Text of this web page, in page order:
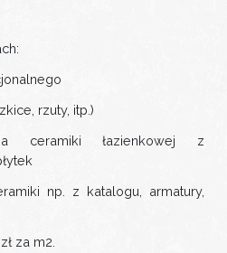
rzuty, itp.)
ceramiki łazienkowej z
np. z katalogu, armatury,
za m2.